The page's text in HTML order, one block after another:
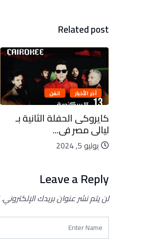
Related post
آخر الأخبار الفن
كايروكى الحفلة الثانية بـ
ليالى مصر فى...
يوليو 5, 2024
Leave a Reply
لن يتم نشر عنوان بريدك الإلكتروني.